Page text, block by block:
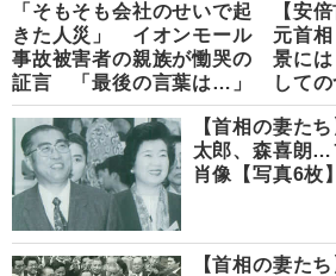
「そもそも会社のせいで起
きた人災」 イオンモール
事故被害者の親族が慟哭の
証言 「最後の言葉は…」
【安
元首
景に
して
【首相の妻た
太郎、森喜朗…
肖像【写真6枚】
【首相の妻た